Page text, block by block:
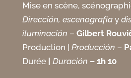
Mise en scène,
Dirección, escenografíay
iluminación – Gilbert
Production | Producción –
Durée
Duración – 1h 10